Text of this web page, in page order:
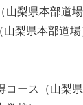
梨県本部道場
梨県本部道場
ース（山梨県